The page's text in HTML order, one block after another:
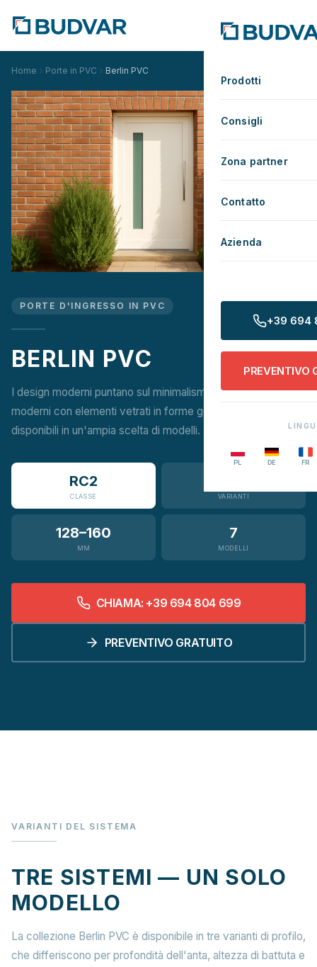
Prodotti
Consigli
Zona partner
Contatto
Azienda
+39 694
PREVENTIVO
PL DE FR
Home Porte in PVC Berlin PVC
PORTE D'INGRESSO IN PVC
BERLIN PVC
I design moderni puntano sul minimalismo. Riempimenti
moderni con elementi vetrati in forme geometriche sono
disponibili in un'ampia scelta di modelli.
RC2
CLASSE VARIANTI
128–160
MM
7
MODELLI
CHIAMA: +39 694 804 699
PREVENTIVO GRATUITO
VARIANTI DEL SISTEMA
TRE SISTEMI — UN SOLO
MODELLO
La collezione Berlin PVC è disponibile in tre varianti di profilo,
che differiscono per profondità dell'anta, altezza di battuta e